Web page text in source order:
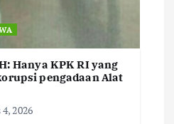
Hanya KPK RI yang
pengadaan Alat
2026